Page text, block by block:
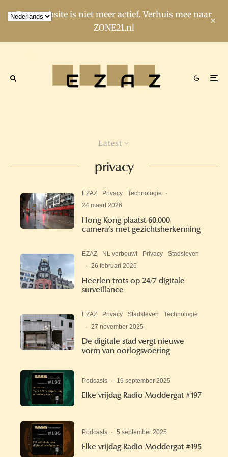
Deze website is niet meer actief. Verhuis mee naar
ZONE21.nl
Latest
privacy
EZAZ Privacy Technologie
·
24 maart 2026
Hong Kong plaatst 60.000
camera’s met gezichtsherkenning
EZAZ NL verbouwt Privacy
Stadsleven
·
26 februari 2026
Heerlen trots op 24/7 digitale
surveillance
EZAZ Privacy Stadsleven
Technologie
·
27 november 2025
De digitale stad vergt nieuwe
vorm van oorlogsvoering
Podcasts · 19 september 2025
Elke vrijdag Radio Moddergat #197
Podcasts · 5 september 2025
Elke vrijdag Radio Moddergat #195